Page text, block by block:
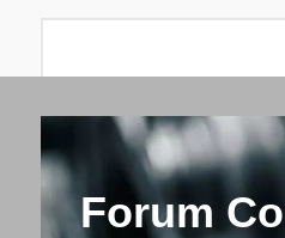
Forum